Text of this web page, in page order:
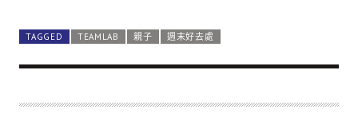
TAGGED TEAMLAB 親子 週末好去處